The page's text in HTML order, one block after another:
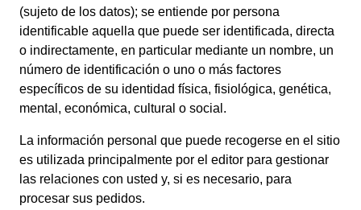
(sujeto de los datos); se entiende por persona
identificable aquella que puede ser identificada, directa
o indirectamente, en particular mediante un nombre, un
número de identificación o uno o más factores
específicos de su identidad física, fisiológica, genética,
mental, económica, cultural o social.
La información personal que puede recogerse en el sitio
es utilizada principalmente por el editor para gestionar
las relaciones con usted y, si es necesario, para
procesar sus pedidos.